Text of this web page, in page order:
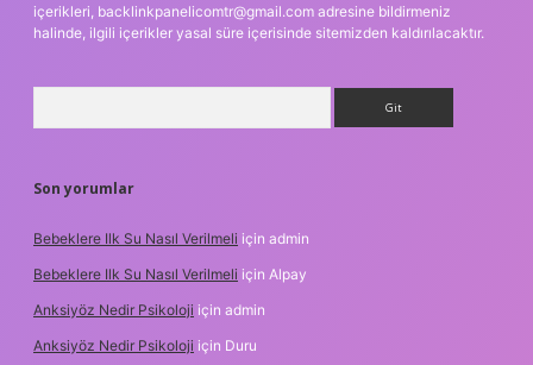
içerikleri, backlinkpanelicomtr@gmail.com adresine bildirmeniz
halinde, ilgili içerikler yasal süre içerisinde sitemizden kaldırılacaktır.
Son yorumlar
Bebeklere Ilk Su Nasıl Verilmeli için admin
Bebeklere Ilk Su Nasıl Verilmeli için Alpay
Anksiyöz Nedir Psikoloji için admin
Anksiyöz Nedir Psikoloji için Duru